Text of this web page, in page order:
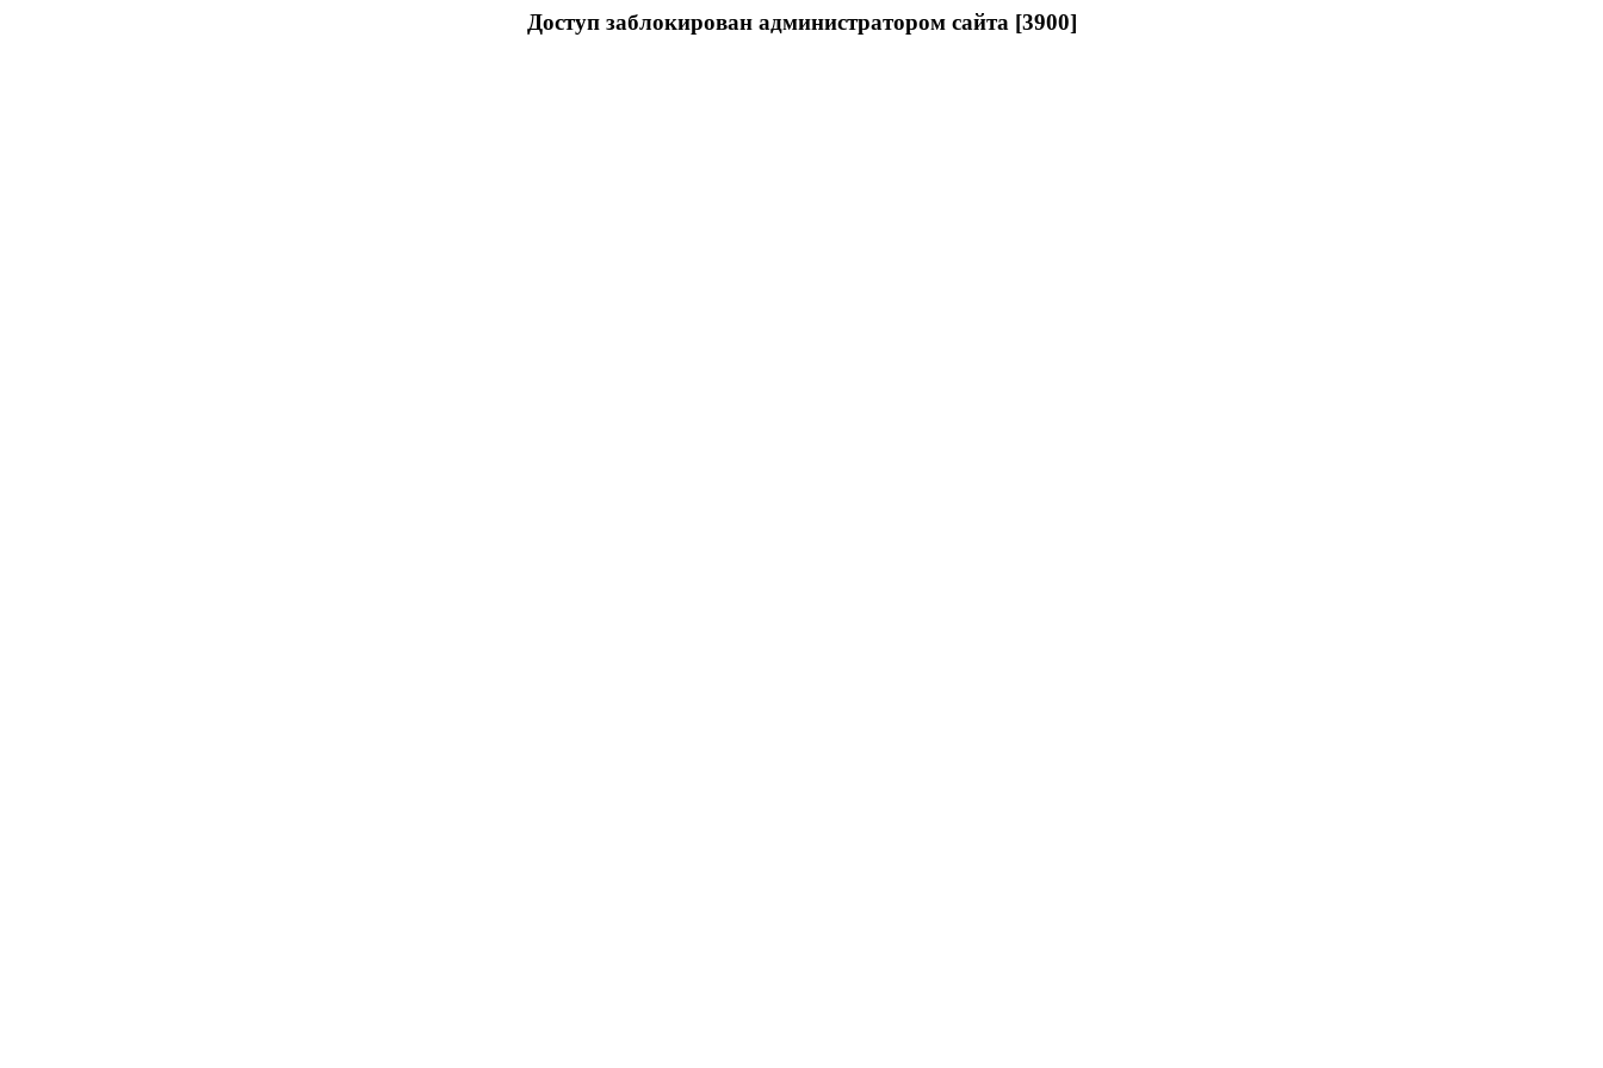
Доступ заблокирован администратором сайта [3900]